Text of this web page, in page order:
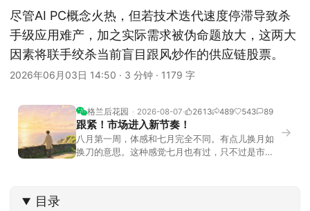
尽管AI PC概念火热，但若技术迭代速度停滞导致杀
手级应用难产，加之实际需求被伪命题放大，这两大
因素将联手绞杀当前盲目跟风炒作的供应链股票。
2026年06月03日 14:50 · 3 分钟 · 1179 字
格兰后花园 2026-08-07 2613 489 543 89
跟紧！市场进入新节奏！
八月第一周，体感和七月完全不同。有点儿换月如
换刀的意思。这种感觉七月也有过，只不过是市场
→
目录